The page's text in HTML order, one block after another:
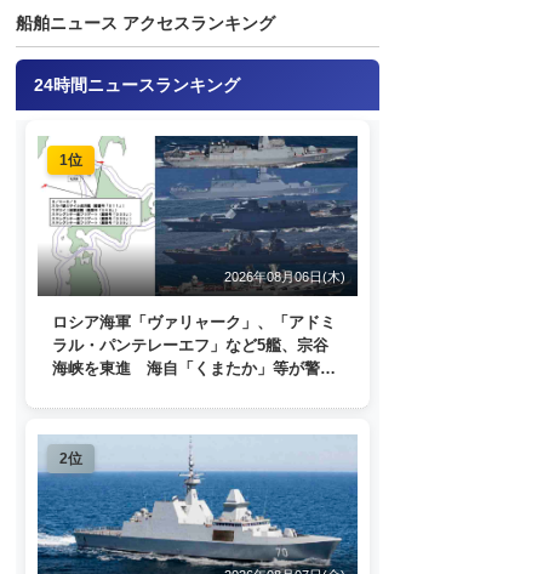
船舶ニュース アクセスランキング
24時間ニュースランキング
1位
2026年08月06日(木)
ロシア海軍「ヴァリャーク」、「アドミ
ラル・パンテレーエフ」など5艦、宗谷
海峡を東進 海自「くまたか」等が警戒
2位